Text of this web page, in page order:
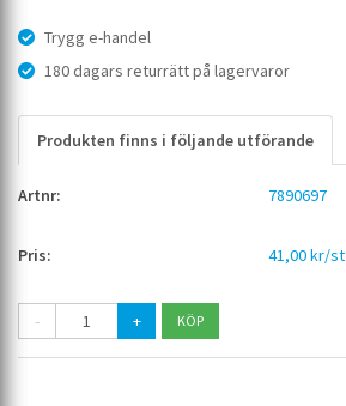
Trygg e-handel
180 dagars returrätt på lagervaror
Produkten finns i följande utförande
7890697
41,00 kr/st
- +